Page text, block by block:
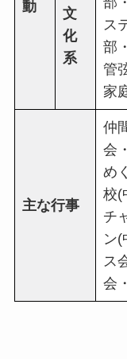
動
文
化
系
ス
部
管
家
主な行事
仲
会
め
校(
チ
ン(
ス
会